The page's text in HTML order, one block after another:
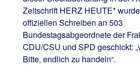
Zeitschrift HERZ HEUTE*
offiziellen Schreiben an 503
Bundestagsabgeordnete der
CDU/CSU und SPD geschickt:
Bitte, endlich zu handeln“.